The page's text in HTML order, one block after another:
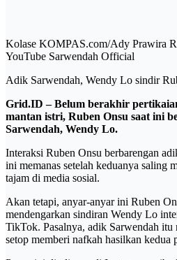
Kolase KOMPAS.com/Ady Prawira
YouTube Sarwendah Official
Adik Sarwendah, Wendy Lo sindir
Grid.ID – Belum berakhir
mantan istri, Ruben Onsu saat ini
Sarwendah, Wendy Lo.
Interaksi Ruben Onsu berbarengan
ini memanas setelah keduanya saling
tajam di media sosial.
Akan tetapi, anyar-anyar ini Ruben
mendengarkan sindiran Wendy Lo
TikTok. Pasalnya, adik Sarwendah itu
setop memberi nafkah hasilkan kedua